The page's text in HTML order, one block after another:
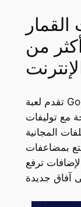
من
تقدم لعبة Good Fresh Fruit People الآن
مع توليفات
المجانية
15 لفة واستمتع بمضاعفات
هذه الإضافات ترفع